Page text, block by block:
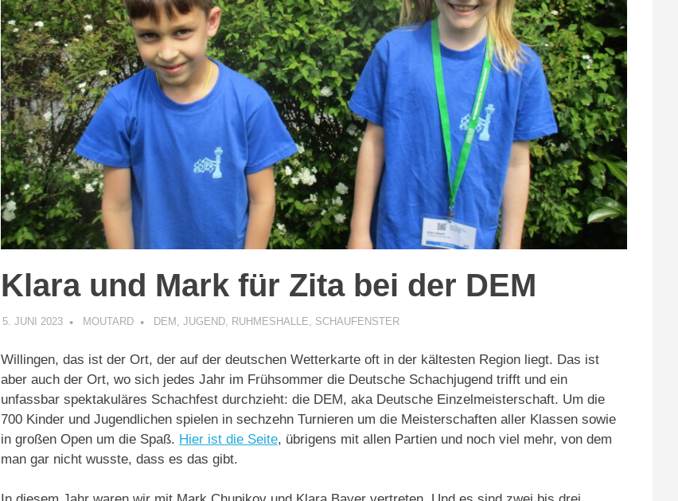
Klara und Mark für Zita bei der DEM
5. JUNI 2023 MOUTARD DEM ,JUGEND, RUHMESHALLE, SCHAUFENSTER
Willingen, das ist der Ort, der auf der deutschen Wetterkarte oft in der kältesten Region liegt. Das ist
aber auch der Ort, wo sich jedes Jahr im Frühsommer die Deutsche Schachjugend trifft und ein
unfassbar spektakuläres Schachfest durchzieht: die DEM, aka Deutsche Einzelmeisterschaft. Um die
700 Kinder und Jugendlichen spielen in sechzehn Turnieren um die Meisterschaften aller Klassen sowie
in großen Open um die Spaß. Hier ist die Seite, übrigens mit allen Partien und noch viel mehr, von dem
man gar nicht wusste, dass es das gibt.